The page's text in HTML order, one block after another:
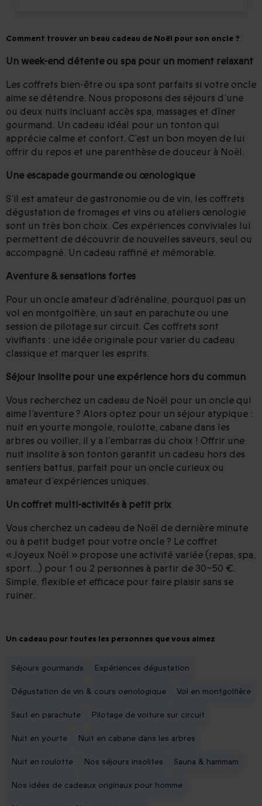
Comment trouver un beau cadeau de Noël pour son oncle ?
Un week-end détente ou spa pour un moment relaxant
Les coffrets bien-être ou spa sont parfaits si votre oncle
aime se détendre. Nous proposons des séjours d’une
ou deux nuits incluant accès spa, massages et dîner
gourmand. Un cadeau idéal pour un tonton qui
apprécie calme et confort. C’est un bon moyen de lui
offrir du repos et une parenthèse de douceur à Noël.
Une escapade gourmande ou œnologique
S’il est amateur de gastronomie ou de vin, les coffrets
dégustation de fromages et vins ou ateliers œnologie
sont un très bon choix. Ces expériences conviviales lui
permettent de découvrir de nouvelles saveurs, seul ou
accompagné. Un cadeau raffiné et mémorable.
Aventure & sensations fortes
Pour un oncle amateur d’adrénaline, pourquoi pas un
vol en montgolfière, un saut en parachute ou une
session de pilotage sur circuit. Ces coffrets sont
vivifiants : une idée originale pour varier du cadeau
classique et marquer les esprits.
Séjour insolite pour une expérience hors du commun
Vous recherchez un cadeau de Noël pour un oncle qui
aime l’aventure ? Alors optez pour un séjour atypique :
nuit en yourte mongole, roulotte, cabane dans les
arbres ou voilier, il y a l’embarras du choix ! Offrir une
nuit insolite à son tonton garantit un cadeau hors des
sentiers battus, parfait pour un oncle curieux ou
amateur d’expériences uniques.
Un coffret multi-activités à petit prix
Vous cherchez un cadeau de Noël de dernière minute
ou à petit budget pour votre oncle ? Le coffret
« Joyeux Noël » propose une activité variée (repas, spa,
sport…) pour 1 ou 2 personnes à partir de 30–50 €.
Simple, flexible et efficace pour faire plaisir sans se
ruiner.
Un cadeau pour toutes les personnes que vous aimez
Séjours gourmands Expériences dégustation
Dégustation de vin & cours oenologique Vol en montgolfière
Saut en parachute Pilotage de voiture sur circuit
Nuit en yourte Nuit en cabane dans les arbres
Nuit en roulotte Nos séjours insolites Sauna & hammam
Nos idées de cadeaux originaux pour homme